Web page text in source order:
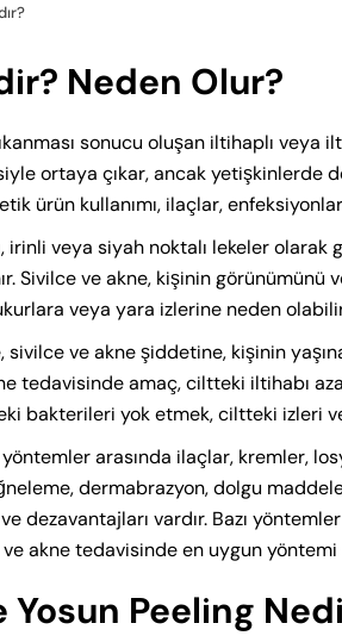
Neden Olur?
sonucu oluşan iltihaplı veya
ortaya çıkar, ancak yetişkinlerde
ürün kullanımı, ilaçlar,
irinli veya siyah noktalı lekeler
Sivilce ve akne, kişinin görünümünü
veya yara izlerine neden
ve akne şiddetine, kişinin
tedavisinde amaç, ciltteki iltihabı
bakterileri yok etmek, ciltteki izleri
arasında ilaçlar, kremler,
dermabrazyon, dolgu
dezavantajları vardır. Bazı
ve akne tedavisinde en uygun
Peeling